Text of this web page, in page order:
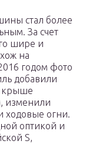
стал более
За счет
шире и
на
годом фото
добавили
крыше
изменили
ходовые огни.
оптикой и
S,